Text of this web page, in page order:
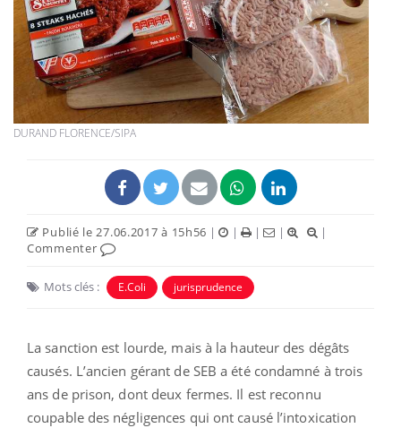
DURAND FLORENCE/SIPA
Publié le 27.06.2017 à 15h56 | | | |
|
Commenter
Mots clés : E.Coli jurisprudence
La sanction est lourde, mais à la hauteur des dégâts
causés. L’ancien gérant de SEB a été condamné à trois
ans de prison, dont deux fermes. Il est reconnu
coupable des négligences qui ont causé l’intoxication